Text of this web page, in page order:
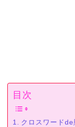
目次
クロスワード